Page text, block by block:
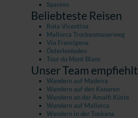
Spanien
Beliebteste Reisen
Rota Vicentina
Mallorca Trockenmauerweg
Via Francigena
Österlenleden
Tour du Mont Blanc
Unser Team empfiehlt
Wandern auf Madeira
Wandern auf den Kanaren
Wandern an der Amalfi Küste
Wandern auf Mallorca
Wandern in der Toskana